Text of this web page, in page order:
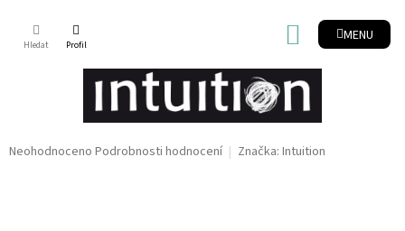
obsah
NÁKUPNÍ
KOŠÍK
Průměrné
Neohodnoceno Podrobnosti hodnocení Značka: Intuition